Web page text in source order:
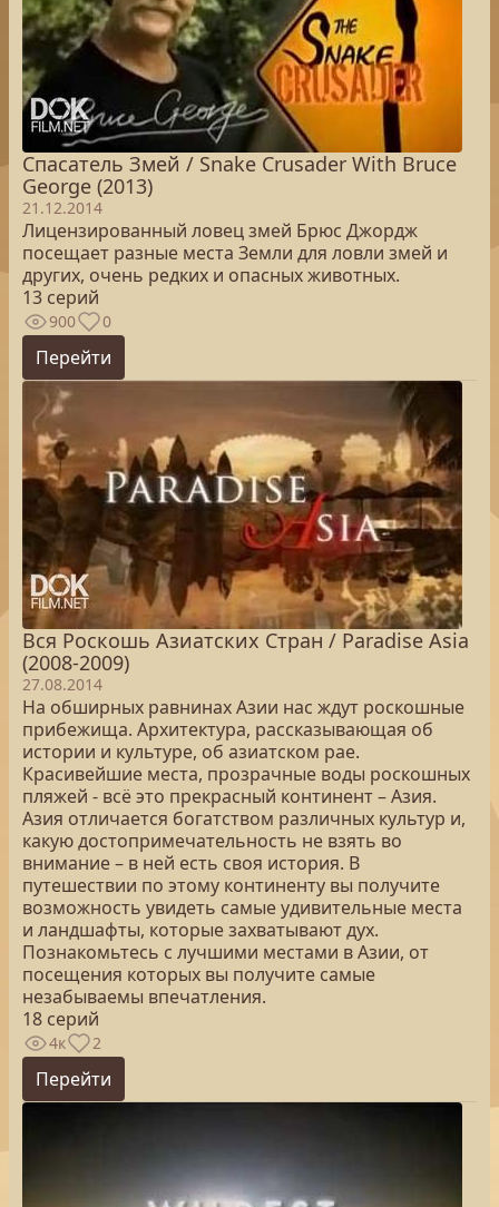
Спасатель Змей / Snake Crusader With Bruce
George (2013)
21.12.2014
Лицензированный ловец змей Брюс Джордж
посещает разные места Земли для ловли змей и
других, очень редких и опасных животных.
13 серий
900 0
Перейти
Вся Роскошь Азиатских Стран / Paradise Asia
(2008-2009)
27.08.2014
На обширных равнинах Азии нас ждут роскошные
прибежища. Архитектура, рассказывающая об
истории и культуре, об азиатском рае.
Красивейшие места, прозрачные воды роскошных
пляжей - всё это прекрасный континент – Азия.
Азия отличается богатством различных культур и,
какую достопримечательность не взять во
внимание – в ней есть своя история. В
путешествии по этому континенту вы получите
возможность увидеть самые удивительные места
и ландшафты, которые захватывают дух.
Познакомьтесь с лучшими местами в Азии, от
посещения которых вы получите самые
незабываемы впечатления.
18 серий
4к 2
Перейти